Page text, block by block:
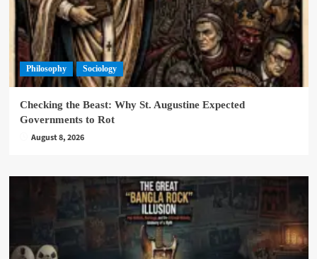
Philosophy Sociology
Checking the Beast: Why St. Augustine Expected
Governments to Rot
August 8, 2026